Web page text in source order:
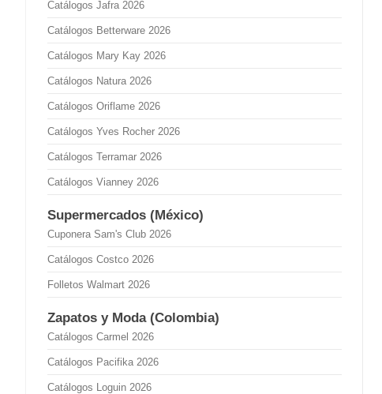
Catálogos Jafra 2026
Catálogos Betterware 2026
Catálogos Mary Kay 2026
Catálogos Natura 2026
Catálogos Oriflame 2026
Catálogos Yves Rocher 2026
Catálogos Terramar 2026
Catálogos Vianney 2026
Supermercados (México)
Cuponera Sam's Club 2026
Catálogos Costco 2026
Folletos Walmart 2026
Zapatos y Moda (Colombia)
Catálogos Carmel 2026
Catálogos Pacifika 2026
Catálogos Loguin 2026